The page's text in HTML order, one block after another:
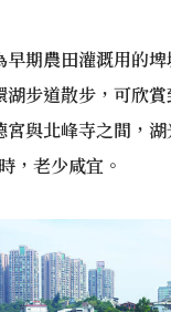
期農田灌溉用的
步道散步，可欣
與北峰寺之間，
，老少咸宜。